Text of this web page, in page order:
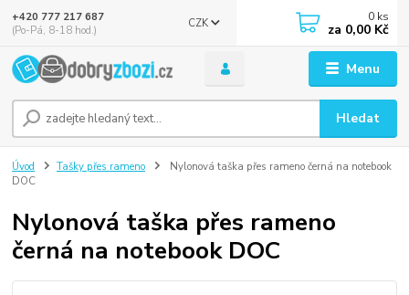
Menu
CZK
Hledat
+420 777 217 687
(Po-Pá, 8-18 hod.)
0 ks
za 0,00 Kč
Úvod Tašky přes rameno
Nylonová taška přes rameno černá na notebook
DOC
Nylonová taška přes rameno
černá na notebook DOC